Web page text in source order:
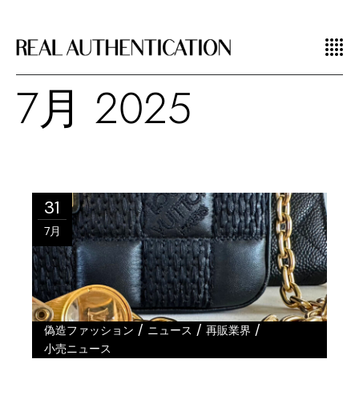
7月 2025
31
7月
偽造ファッション / ニュース /再販業界 /
小売ニュース